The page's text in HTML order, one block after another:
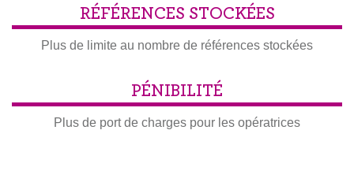
RÉFÉRENCES STOCKÉES
Plus de limite au nombre de références stockées
PÉNIBILITÉ
Plus de port de charges pour les opératrices